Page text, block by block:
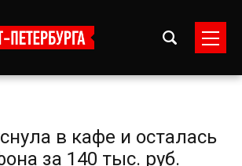
в кафе и осталась
за 140 тыс. руб.